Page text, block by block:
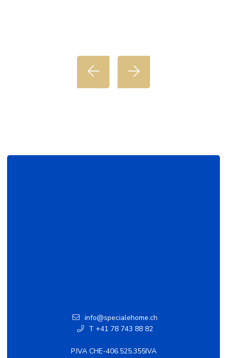
info@specialehome.ch
T +41 78 743 88 82
P.IVA CHE-406.525.355IVA